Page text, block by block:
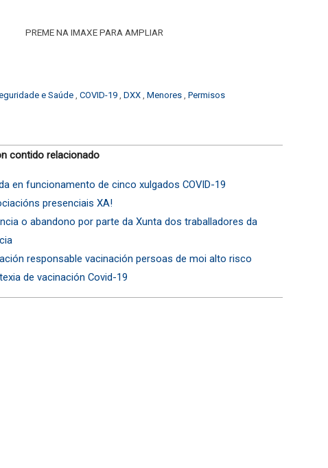
PREME NA IMAXE PARA AMPLIAR
e Saúde COVID-19 DXX Menores Permisos
contido relacionado
en funcionamento de cinco xulgados COVID-19
presenciais XA!
o abandono por parte da Xunta dos traballadores da
responsable vacinación persoas de moi alto risco
de vacinación Covid-19